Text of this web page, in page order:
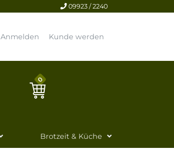
09923 / 2240
Anmelden Kunde werden
0
Brotzeit & Küche